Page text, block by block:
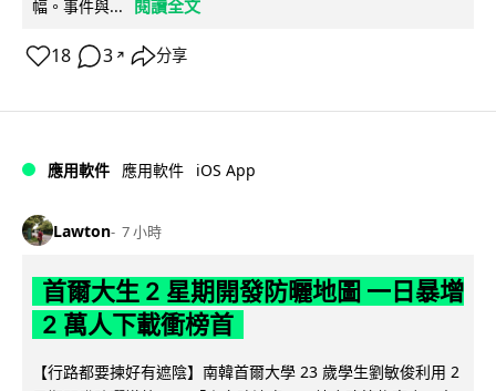
幅。事件與...
閱讀全文
18 3 ↗ 分享
應用軟件 應用軟件 iOS App
Lawton 7 小時
首爾大生 2 星期開發防曬地圖 一日暴增
2 萬人下載衝榜首
【行路都要揀好有遮陰】南韓首爾大學 23 歲學生劉敏俊利用 2